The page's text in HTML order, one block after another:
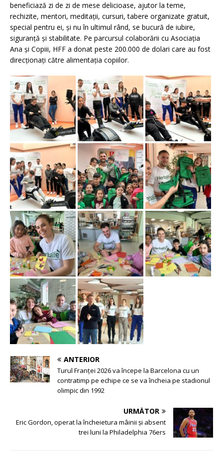
beneficiază zi de zi de mese delicioase, ajutor la teme,
rechizite, mentori, meditaţii, cursuri, tabere organizate gratuit,
special pentru ei, şi nu în ultimul rând, se bucură de iubire,
siguranţă şi stabilitate. Pe parcursul colaborării cu Asociația
Ana și Copiii, HFF a donat peste 200.000 de dolari care au fost
direcționați către alimentația copiilor.
ANTERIOR
Turul Franței 2026 va începe la Barcelona cu un
contratimp pe echipe ce se va încheia pe stadionul
olimpic din 1992
URMĂTOR
Eric Gordon, operat la încheietura mâinii și absent
trei luni la Philadelphia 76ers